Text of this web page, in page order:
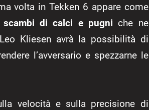
volta in Tekken 6 appare come
di calci e pugni che ne
Kliesen avrà la possibilità di
l’avversario e spezzarne le
velocità e sulla precisione di